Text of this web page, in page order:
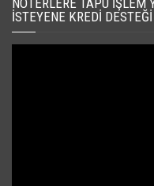
NOTERLERE TAPU
İSTEYENE KREDI DESTEĞI